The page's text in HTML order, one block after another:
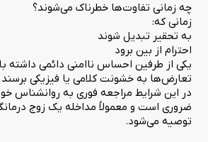
چه زمانی تفاوت‌ها خطرناک می‌شوند؟
زمانی که:
به تحقیر تبدیل شوند
احترام از بین برود
یکی از طرفین احساس ناامنی دائمی داشته
تعارض‌ها به خشونت کلامی یا فیزیکی برسند
در این شرایط مراجعه فوری به روانشناس
ضروری است و معمولاً مداخله یک زوج
توصیه می‌شود.